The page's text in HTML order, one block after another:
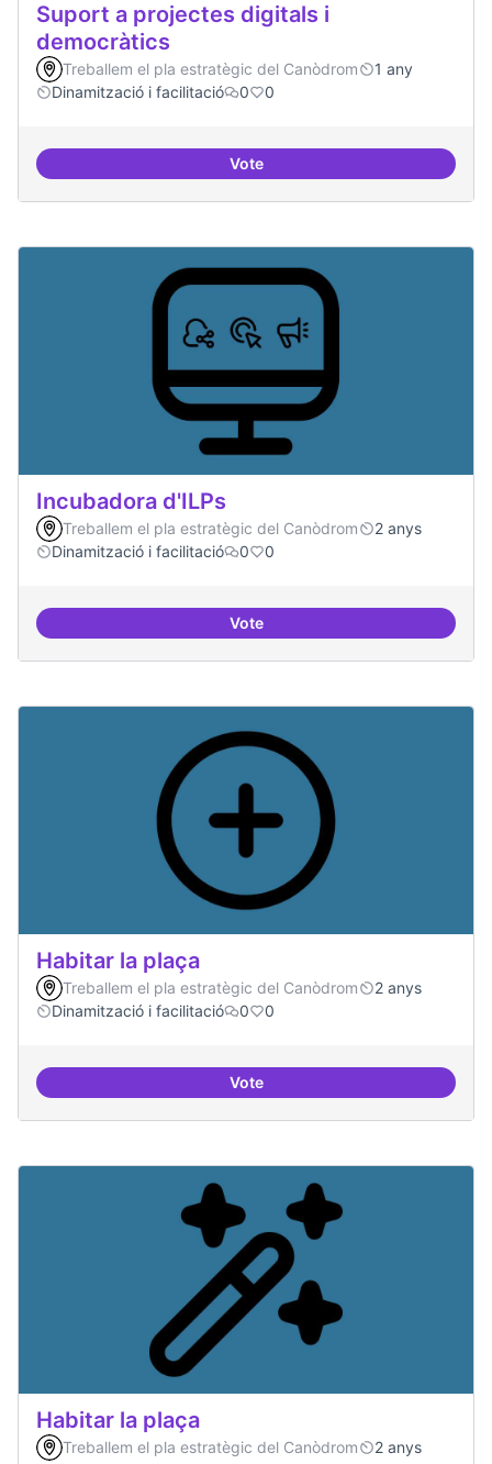
Suport a projectes digitals i
democràtics
Treballem el pla estratègic del Canòdrom
1 any
Dinamització i facilitació
0 0
VoteSuport a projectes digitals i
Incubadora d'ILPs
Treballem el pla estratègic del Canòdrom
2 anys
Dinamització i facilitació
0 0
VoteIncubadora d'ILPs
Habitar la plaça
Treballem el pla estratègic del Canòdrom
2 anys
Dinamització i facilitació
0 0
VoteHabitar la plaça
Habitar la plaça
Treballem el pla estratègic del Canòdrom
2 anys